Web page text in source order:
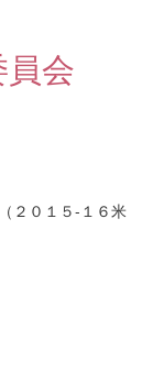
員会
２０１５-１６米